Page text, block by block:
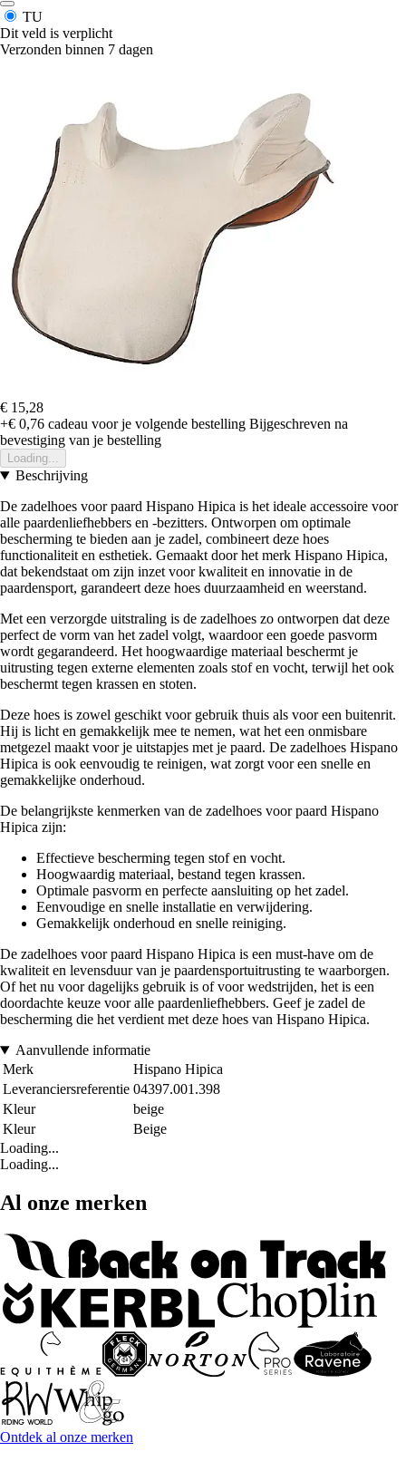
TU
Dit veld is verplicht
Verzonden binnen 7 dagen
€ 15,28
+€ 0,76 cadeau voor je volgende bestelling Bijgeschreven na
bevestiging van je bestelling
Loading...
Beschrijving
De zadelhoes voor paard Hispano Hipica is het ideale accessoire voor
alle paardenliefhebbers en -bezitters. Ontworpen om optimale
bescherming te bieden aan je zadel, combineert deze hoes
functionaliteit en esthetiek. Gemaakt door het merk Hispano Hipica,
dat bekendstaat om zijn inzet voor kwaliteit en innovatie in de
paardensport, garandeert deze hoes duurzaamheid en weerstand.
Met een verzorgde uitstraling is de zadelhoes zo ontworpen dat deze
perfect de vorm van het zadel volgt, waardoor een goede pasvorm
wordt gegarandeerd. Het hoogwaardige materiaal beschermt je
uitrusting tegen externe elementen zoals stof en vocht, terwijl het ook
beschermt tegen krassen en stoten.
Deze hoes is zowel geschikt voor gebruik thuis als voor een buitenrit.
Hij is licht en gemakkelijk mee te nemen, wat het een onmisbare
metgezel maakt voor je uitstapjes met je paard. De zadelhoes Hispano
Hipica is ook eenvoudig te reinigen, wat zorgt voor een snelle en
gemakkelijke onderhoud.
De belangrijkste kenmerken van de zadelhoes voor paard Hispano
Hipica zijn:
Effectieve bescherming tegen stof en vocht.
Hoogwaardig materiaal, bestand tegen krassen.
Optimale pasvorm en perfecte aansluiting op het zadel.
Eenvoudige en snelle installatie en verwijdering.
Gemakkelijk onderhoud en snelle reiniging.
De zadelhoes voor paard Hispano Hipica is een must-have om de
kwaliteit en levensduur van je paardensportuitrusting te waarborgen.
Of het nu voor dagelijks gebruik is of voor wedstrijden, het is een
doordachte keuze voor alle paardenliefhebbers. Geef je zadel de
bescherming die het verdient met deze hoes van Hispano Hipica.
Aanvullende informatie
Merk
Hispano Hipica
Leveranciersreferentie 04397.001.398
Kleur
beige
Kleur
Beige
Loading...
Loading...
Al onze merken
Ontdek al onze merken